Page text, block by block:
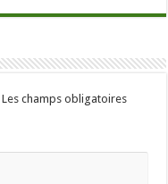
Les champs obligatoires